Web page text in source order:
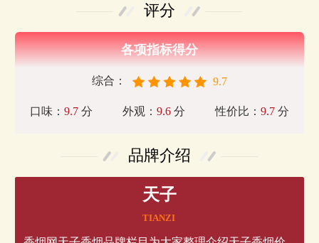
评分
各项指标得分
综合： 9.7
口味： 9.7分 外观： 9.6 分 性价比：9.7 分
品牌介绍
天子
TIANZI